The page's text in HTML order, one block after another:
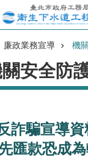
廉政業務宣導 機
安全防
詐騙宣導資
匯款恐成